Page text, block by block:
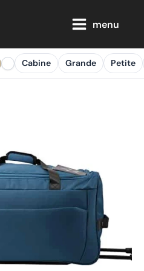
menu
Cabine Grande Petite